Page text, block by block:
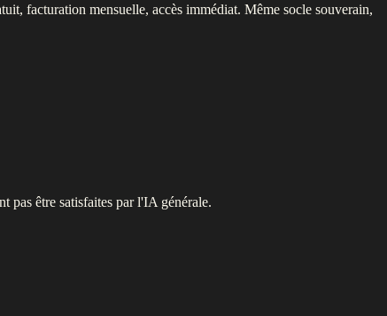
facturation mensuelle, accès immédiat. Même socle souverain,
pas être satisfaites par l'IA générale.